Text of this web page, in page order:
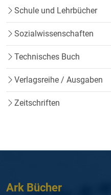
Schule und Lehrbücher
Sozialwissenschaften
Technisches Buch
Verlagsreihe / Ausgaben
Zeitschriften
Ark Bücher